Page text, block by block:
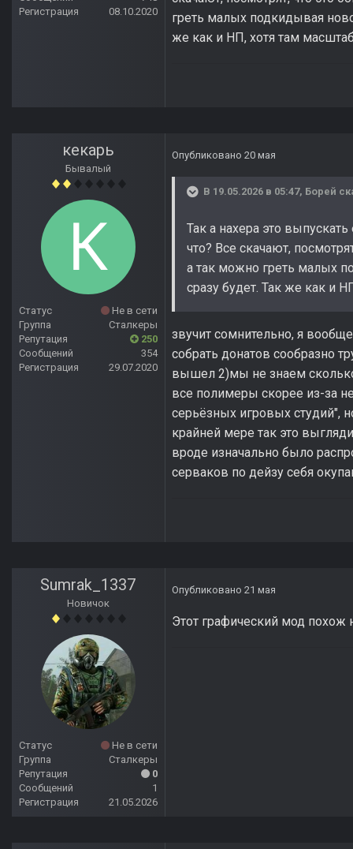
Регистрация
08.10.2020
греть малых подкидывая
же как и НП, хотя там
кекарь
Бывалый
Статус
Не в сети
Группа
Сталкеры
Репутация
250
Сообщений
354
Регистрация
29.07.2020
Опубликовано 20 мая
В 19.05.2026 в 05:47, Борей
Так а нахера это
что? Все скачают,
а так можно греть малых
сразу будет. Так же как и
звучит сомнительно, я
собрать донатов сообразно
вышел 2)мы не знаем
все полимеры скорее из-за
серьёзных игровых студий",
крайней мере так это
вроде изначально было
серваков по дейзу себя
Sumrak_1337
Новичок
Статус
Не в сети
Группа
Сталкеры
Репутация
0
Сообщений
1
Регистрация
21.05.2026
Опубликовано 21 мая
Этот графический мод похож